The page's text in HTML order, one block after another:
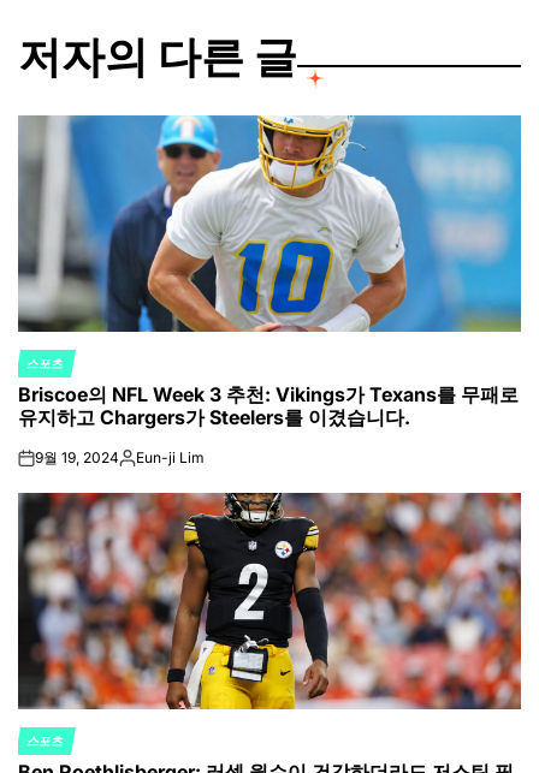
저자의 다른 글
POSTED
IN
스포츠
Briscoe의 NFL Week 3 추천: Vikings가 Texans를 무패로
유지하고 Chargers가 Steelers를 이겼습니다.
on9월 19, 2024Posted
Eun-ji Lim
POSTED
스포츠